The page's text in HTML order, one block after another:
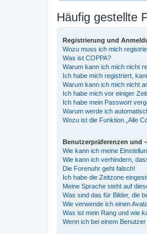
Häufig gestellte
Registrierung und
Wozu muss ich mich
Was ist COPPA?
Warum kann ich mich nicht
Ich habe mich registriert,
Warum kann ich mich nicht
Ich habe mich vor einiger
Ich habe mein Passwort
Warum werde ich
Wozu ist die Funktion „Alle
Benutzerpräferenzen und
Wie kann ich meine
Wie kann ich verhindern,
Die Forenuhr geht falsch!
Ich habe die Zeitzone
Meine Sprache steht auf
Was sind das für Bilder, die
Wie verwende ich einen
Was ist mein Rang und wie
Wenn ich bei einem